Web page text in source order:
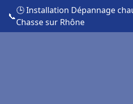
📞
🕒 Installation Dépannage
Chasse sur Rhône